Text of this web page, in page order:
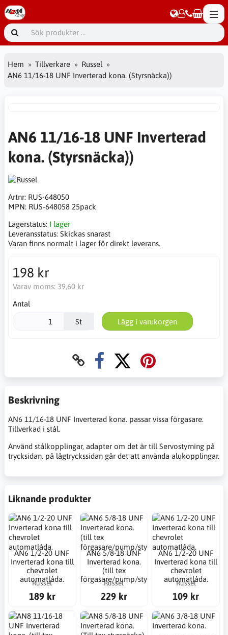
Hem Tillverkare
Russel
AN6 11/16-18 UNF Inverterad kona. (Styrsnäcka))
AN6 11/16-18 UNF Inverterad
kona. (Styrsnäcka))
Artnr: RUS-648050
MPN: RUS-648058 25pack
Lagerstatus: I lager
Leveransstatus: Skickas snarast
Varan finns normalt i lager för direkt leverans.
198 kr
Varav moms: 39,60 kr
Antal
St Lägg i varukorgen
Beskrivning
AN6 11/16-18 UNF Inverterad kona. passar vissa förgasare.
Tillverkad i stål.
Använd stålkopplingar, adapter om det är till Servostyrning på
trycksidan. på lågtryckssidan går det att använda alukopplingar.
Liknande produkter
AN6 1/2-20 UNF
Inverterad kona till
chevrolet
automatlåda.
Russel
189 kr
AN6 5/8-18 UNF
Inverterad kona.
(till tex
förgasare/pump/styrsnäcka)
Russel
229 kr
AN6 1/2-20 UNF
Inverterad kona till
chevrolet
automatlåda.
Russel
109 kr